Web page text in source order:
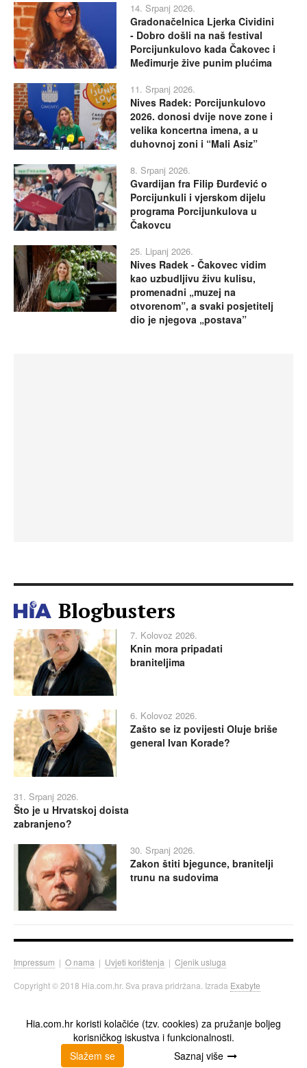
14. Srpanj 2026.
Gradonačelnica Ljerka Cividini
- Dobro došli na naš festival
Porcijunkulovo kada Čakovec i
Međimurje žive punim plućima
11. Srpanj 2026.
Nives Radek: Porcijunkulovo
2026. donosi dvije nove zone i
velika koncertna imena, a u
duhovnoj zoni i “Mali Asiz”
8. Srpanj 2026.
Gvardijan fra Filip Đurđević o
Porcijunkuli i vjerskom dijelu
programa Porcijunkulova u
Čakovcu
25. Lipanj 2026.
Nives Radek - Čakovec vidim
kao uzbudljivu živu kulisu,
promenadni „muzej na
otvorenom”, a svaki posjetitelj
dio je njegova „postava”
Blogbusters
7. Kolovoz 2026.
Knin mora pripadati
braniteljima
6. Kolovoz 2026.
Zašto se iz povijesti Oluje briše
general Ivan Korade?
31. Srpanj 2026.
Što je u Hrvatskoj doista
zabranjeno?
30. Srpanj 2026.
Zakon štiti bjegunce, branitelji
trunu na sudovima
Impressum | O nama | Uvjeti korištenja | Cjenik usluga
Copyright © 2018 Hia.com.hr. Sva prava pridržana. Izrada Exabyte
Hia.com.hr koristi kolačiće (tzv. cookies) za pružanje boljeg
korisničkog iskustva i funkcionalnosti.
Slažem se
Saznaj više